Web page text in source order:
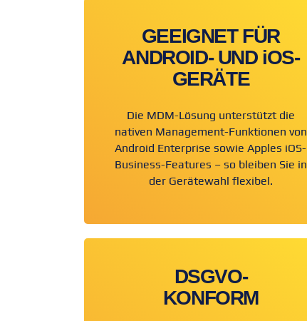
GEEIGNET FÜR
ANDROID- UND iOS-
GERÄTE
Die MDM-Lösung unterstützt die
nativen Management-Funktionen von
Android Enterprise sowie Apples iOS-
Business-Features – so bleiben Sie in
der Gerätewahl flexibel.
DSGVO-
KONFORM